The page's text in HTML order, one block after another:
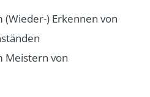
) Erkennen von
Meistern von